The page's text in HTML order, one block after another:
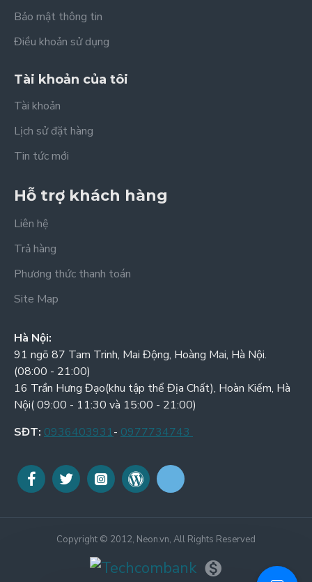
Bảo mật thông tin
Điều khoản sử dụng
Tài khoản của tôi
Tài khoản
Lịch sử đặt hàng
Tin tức mới
Hỗ trợ khách hàng
Liên hệ
Trả hàng
Phương thức thanh toán
Site Map
Hà Nội:
91 ngõ 87 Tam Trinh, Mai Động, Hoàng Mai, Hà Nội.
(08:00 - 21:00)
16 Trần Hưng Đạo(khu tập thể Địa Chất), Hoàn Kiếm, Hà
Nội( 09:00 - 11:30 và 15:00 - 21:00)
SĐT: 0936403931- 0977734743
Copyright © 2012, Neon.vn, All Rights Reserved